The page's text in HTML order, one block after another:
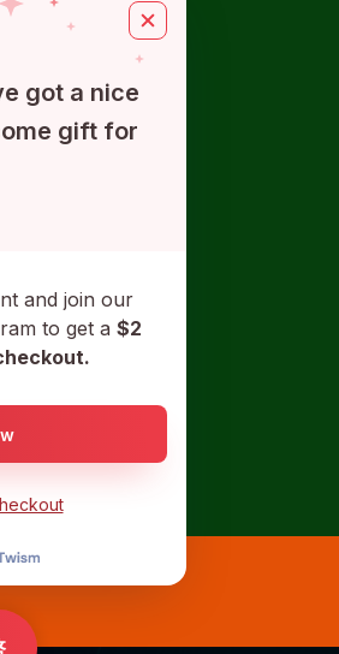
got a nice
gift for
and join our
to get a $2